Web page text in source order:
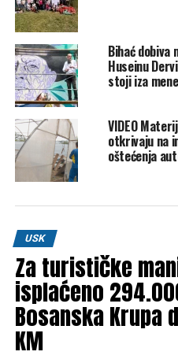
Bio je i gradski vijećnik
uvijek vezan za gradske
zaljubljenik u NK Jedinstvo.
provodio uz partiju šesbeša
kako kažu, jednako cijenio
Prim. dr. Bekir Tatlić ostat će
vrhunski stručnjak, već i kao
godinama pokazao šta
solidarnost s pacijentima i
Njegovo ime ostat će trajno
Bihaća.
Share
Tweet
Mail
POVEZANE TEME:
Bihać dobiva
Huseinu
stoji iza
VIDEO
otkrivaju na
oštećenja
USK
Za turističke
isplaćeno
Bosanska Krupa
KM